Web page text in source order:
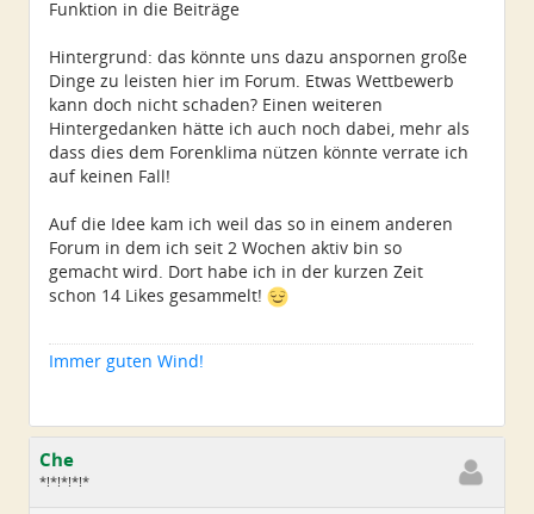
Funktion in die Beiträge
Hintergrund: das könnte uns dazu anspornen große
Dinge zu leisten hier im Forum. Etwas Wettbewerb
kann doch nicht schaden? Einen weiteren
Hintergedanken hätte ich auch noch dabei, mehr als
dass dies dem Forenklima nützen könnte verrate ich
auf keinen Fall!
Auf die Idee kam ich weil das so in einem anderen
Forum in dem ich seit 2 Wochen aktiv bin so
gemacht wird. Dort habe ich in der kurzen Zeit
schon 14 Likes gesammelt!
Immer guten Wind!
Che
*!*!*!*!*